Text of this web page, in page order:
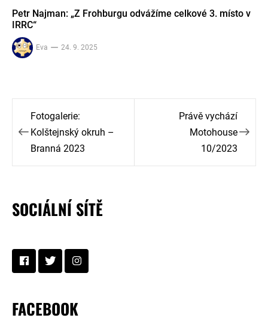
Petr Najman: „Z Frohburgu odvážíme celkové 3. místo v
IRRC“
Eva 24. 9. 2025
Navigace
pro
Fotogalerie:
Kolštejnský okruh –
Branná 2023
Právě vychází
Motohouse
10/2023
SOCIÁLNÍ SÍTĚ
FACEBOOK